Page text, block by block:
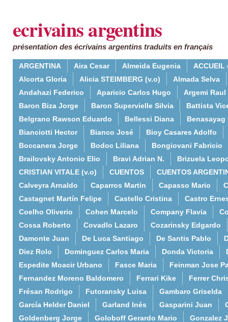
ecrivains argentins
présentation des écrivains argentins traduits en français
ARGENTINA Aira Cesar Almeida Eugenia
ACCUEIL
Alcorta Gloria
Alicia STEIMBERG (v.o)
Almada Selva
Andahazi Federico
Aparicio Carlos Hugo
Argemi Raul
Baron Biza Jorge
Baron Supervielle Silvia
Battista
Belgrano Rawson Eduardo
Bellessi Diana
Benasayag
Bianciotti Hector
Bianco José
Bioy Casares Adolfo
Boccanera Jorge
Bodoc Liliana
Bongiovani Fabricio
Brailovsky Antonio Elio
Bravi Adrian N.
Brizuela
CRISTIAN VITALE (v.o)
CUENTOS
CUENTOS
Calveyra Arnaldo
Caparros Martin Capasso Mario
Castagnet Martín Felipe
Castello Cristina
Castro
Coelho Oliverio
Cohen Marcelo Company Flavia
Cossa Roberto
Covadlo Lazaro
Cozarinsky Edgardo
Damonte Juan
De Luca Santiago De Santis Pablo
Diez Rolo
Dominguez Carlos Maria Donda Victoria
Espedite Moacir Urbano
Fasce Maria
Feinman Jose
Fernandez Moreno Baldomero
Ferrari Kike
Ferrer
Frésan Rodrigo
Futoransky Luisa
Gambaro Griselda
García Helder Daniel
Garland Inés Gasparini Juan
Goldenberg Jorge
Goloboff Gerardo Mario
Gonzalez